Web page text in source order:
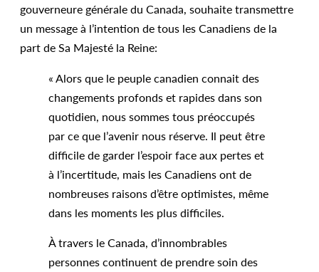
gouverneure générale du Canada, souhaite transmettre
un message à l’intention de tous les Canadiens de la
part de Sa Majesté la Reine:
« Alors que le peuple canadien connait des
changements profonds et rapides dans son
quotidien, nous sommes tous préoccupés
par ce que l’avenir nous réserve. Il peut être
difficile de garder l’espoir face aux pertes et
à l’incertitude, mais les Canadiens ont de
nombreuses raisons d’être optimistes, même
dans les moments les plus difficiles.
À travers le Canada, d’innombrables
personnes continuent de prendre soin des